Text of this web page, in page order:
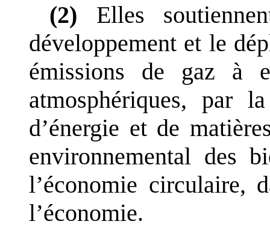
(2) Elles
développement et le
émissions de gaz à
atmosphériques, par
d’énergie et de
environnemental des
l’économie circulaire,
l’économie.